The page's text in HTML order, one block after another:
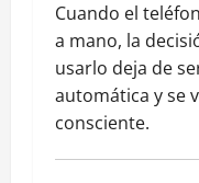
Cuando el
a mano, la
usarlo deja de
automática y se
consciente.